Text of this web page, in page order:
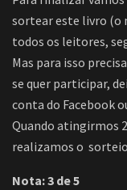
sortear este livro (o
todos os leitores,
Mas para isso
se quer participar,
conta do Facebook
Quando atingirmos
realizamos o
Nota: 3 de 5